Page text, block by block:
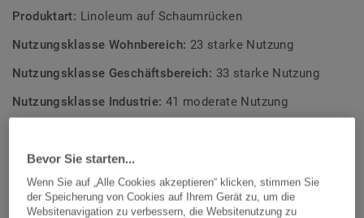
Produktart: Linoleum auf Schaumrücken
Nutzungsklasse Wohnbereich: 23 starke Nutzung
Nutzungsklasse Geschäftsbereich: 33 starke Nutzung
Nutzungsklasse Industrie: 41 moderate Nutzung
Gesamter CO2 Fußabdruck (Recycling)
-1.15 kg CO2/m2
Bevor Sie starten...
Wenn Sie auf „Alle Cookies akzeptieren“ klicken, stimmen Sie
der Speicherung von Cookies auf Ihrem Gerät zu, um die
Websitenavigation zu verbessern, die Websitenutzung zu